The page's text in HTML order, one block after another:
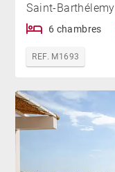
Saint-Barthélemy
6 chambres
REF. M1693